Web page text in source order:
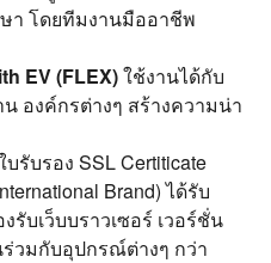
า โดยทีมงานมืออาชีพ
EV (FLEX)ใช้งานได้กับ
องค์กรต่างๆ สร้างความน่า
รับรอง SSL Certiticate
Brand) ได้รับ
บเว็บบราวเซอร์ เวอร์ชั่น
ร่วมกับอุปกรณ์ต่างๆ กว่า